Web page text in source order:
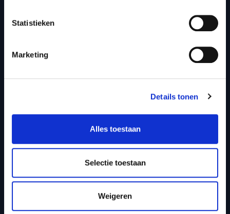
Statistieken
Marketing
Details tonen
Alles toestaan
Selectie toestaan
Weigeren
Vraag vrijblijvend informatie
aan over Michiel Vos
Benieuwd wat Michiel Vos kan betekenen
hieronder je gegevens in en wij nemen zo snel
mogelijk contact met je op.
Telefoonnummer